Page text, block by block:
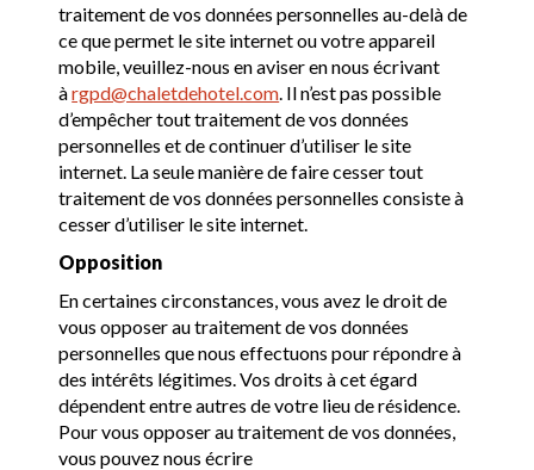
traitement de vos données personnelles au-delà de
ce que permet le site internet ou votre appareil
mobile, veuillez-nous en aviser en nous écrivant
àrgpd@chaletdehotel.com . Il n’est pas possible
d’empêcher tout traitement de vos données
personnelles et de continuer d’utiliser le site
internet. La seule manière de faire cesser tout
traitement de vos données personnelles consiste à
cesser d’utiliser le site internet.
Opposition
En certaines circonstances, vous avez le droit de
vous opposer au traitement de vos données
personnelles que nous effectuons pour répondre à
des intérêts légitimes. Vos droits à cet égard
dépendent entre autres de votre lieu de résidence.
Pour vous opposer au traitement de vos données,
vous pouvez nous écrire